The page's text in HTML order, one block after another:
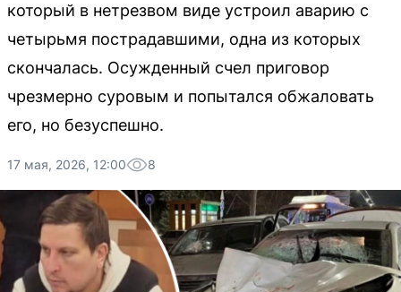
который в нетрезвом виде устроил аварию с
четырьмя пострадавшими, одна из которых
скончалась. Осужденный счел приговор
чрезмерно суровым и попытался обжаловать
его, но безуспешно.
17 мая, 2026, 12:00 8